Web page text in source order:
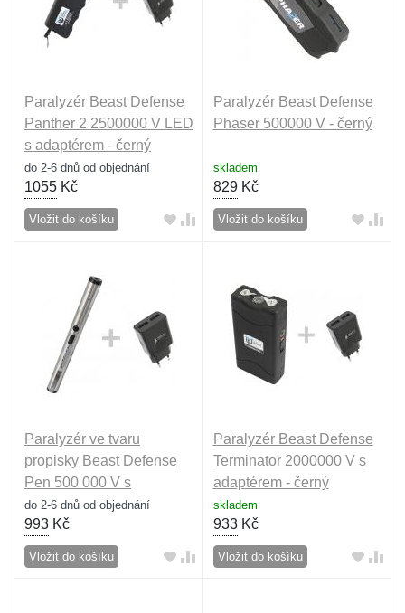
Paralyzér Beast Defense
Panther 2 2500000 V LED
s adaptérem - černý
do 2-6 dnů od objednání
1055 Kč
Vložit do košíku
Paralyzér Beast Defense
Phaser 500000 V - černý
skladem
829Kč
Vložit do košíku
Paralyzér ve tvaru
propisky Beast Defense
Pen 500 000 V s
adaptérem - stříbrný
do 2-6 dnů od objednání
993 Kč
Vložit do košíku
Paralyzér Beast Defense
Terminator 2000000 V s
adaptérem - černý
skladem
933Kč
Vložit do košíku